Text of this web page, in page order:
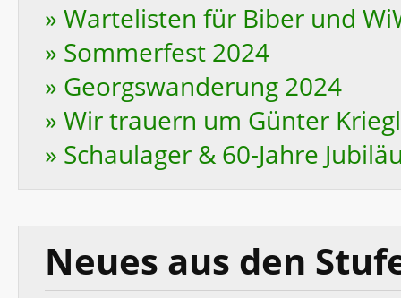
» Wartelisten für Biber und
» Sommerfest 2024
» Georgswanderung 2024
» Wir trauern um Günter
» Schaulager & 60-Jahre
Neues aus den